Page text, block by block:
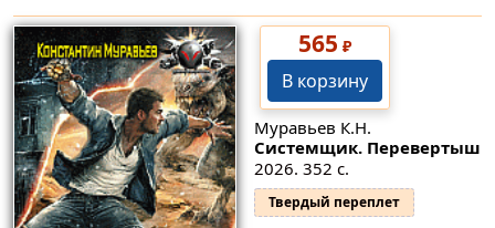
565 ₽
В корзину
Муравьев К.Н.
Системщик. Перевертыш
2026. 352 с.
Твердый переплет